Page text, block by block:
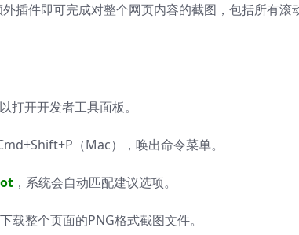
插件即可完成对整个网页内容的截图，包括所有滚
打开开发者工具面板。
（Mac），唤出命令菜单。
，系统会自动匹配建议选项。
整个页面的PNG格式截图文件。